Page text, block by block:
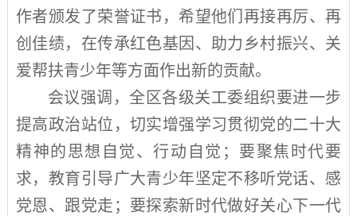
作者颁发了荣誉证书，希望他们再接再厉、再
创佳绩，在传承红色基因、助力乡村振兴、关
爱帮扶青少年等方面作出新的贡献。
会议强调，全区各级关工委组织要进一步
提高政治站位，切实增强学习贯彻党的二十大
精神的思想自觉、行动自觉；要聚焦时代要
求，教育引导广大青少年坚定不移听党话、感
党恩、跟党走；要探索新时代做好关心下一代